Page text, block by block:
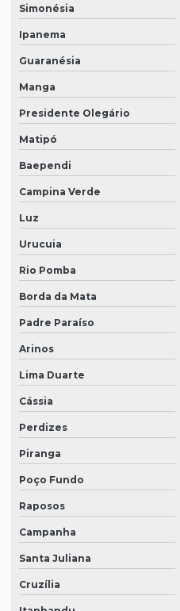
Simonésia
Ipanema
Guaranésia
Manga
Presidente Olegário
Matipó
Baependi
Campina Verde
Luz
Urucuia
Rio Pomba
Borda da Mata
Padre Paraíso
Arinos
Lima Duarte
Cássia
Perdizes
Piranga
Poço Fundo
Raposos
Campanha
Santa Juliana
Cruzília